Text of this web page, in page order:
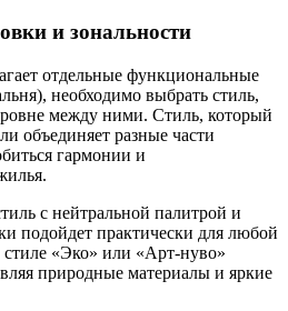
и зональности
отдельные функциональные
необходимо выбрать стиль,
между ними. Стиль, который
объединяет разные части
гармонии и
с нейтральной палитрой и
подойдет практически для любой
«Эко» или «Арт-нуво»
природные материалы и яркие